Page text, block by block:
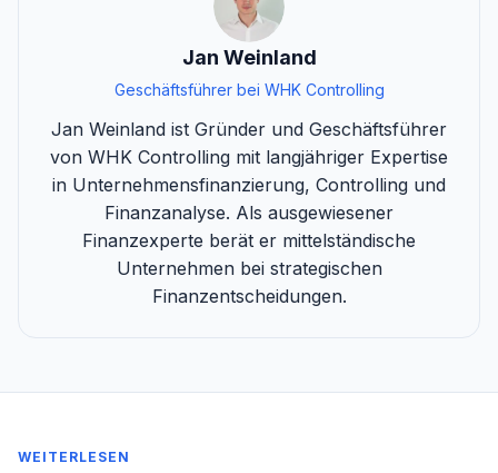
Jan Weinland
Geschäftsführer bei WHK Controlling
Jan Weinland ist Gründer und Geschäftsführer
von WHK Controlling mit langjähriger Expertise
in Unternehmensfinanzierung, Controlling und
Finanzanalyse. Als ausgewiesener
Finanzexperte berät er mittelständische
Unternehmen bei strategischen
Finanzentscheidungen.
WEITERLESEN